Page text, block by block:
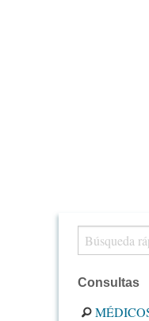
Consultas